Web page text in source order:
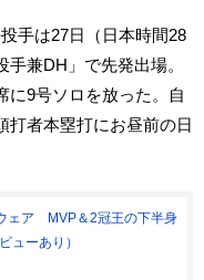
手は27日（日本時間28
兼DH」で先発出場。
に9号ソロを放った。自
打者本塁打にお昼前の日
ェア MVP＆2冠王の下半身
ューあり）